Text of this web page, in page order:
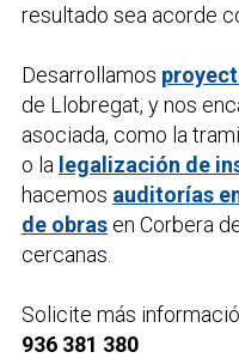
resultado sea acorde
Desarrollamos
de Llobregat, y nos
asociada, como la
o la legalización de
hacemos auditorías
de obrasen Corbera
cercanas.
Solicite más
936 381 380